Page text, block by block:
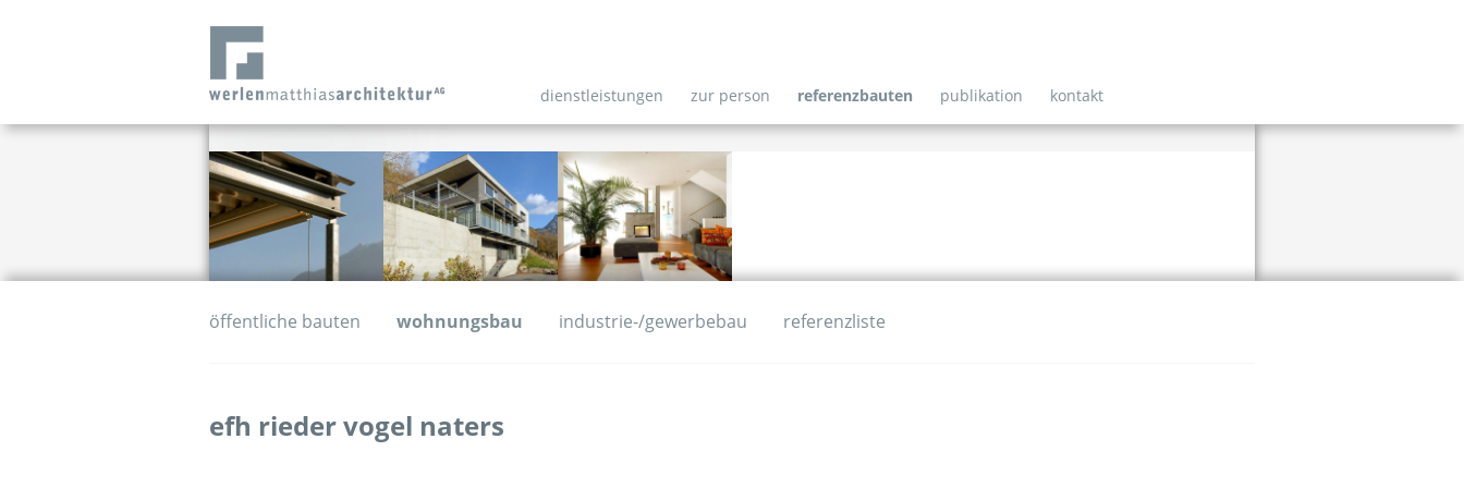
dienstleistungen zur person referenzbauten publikation kontakt
öffentliche bauten wohnungsbau industrie-/gewerbebau referenzliste
efh rieder vogel naters